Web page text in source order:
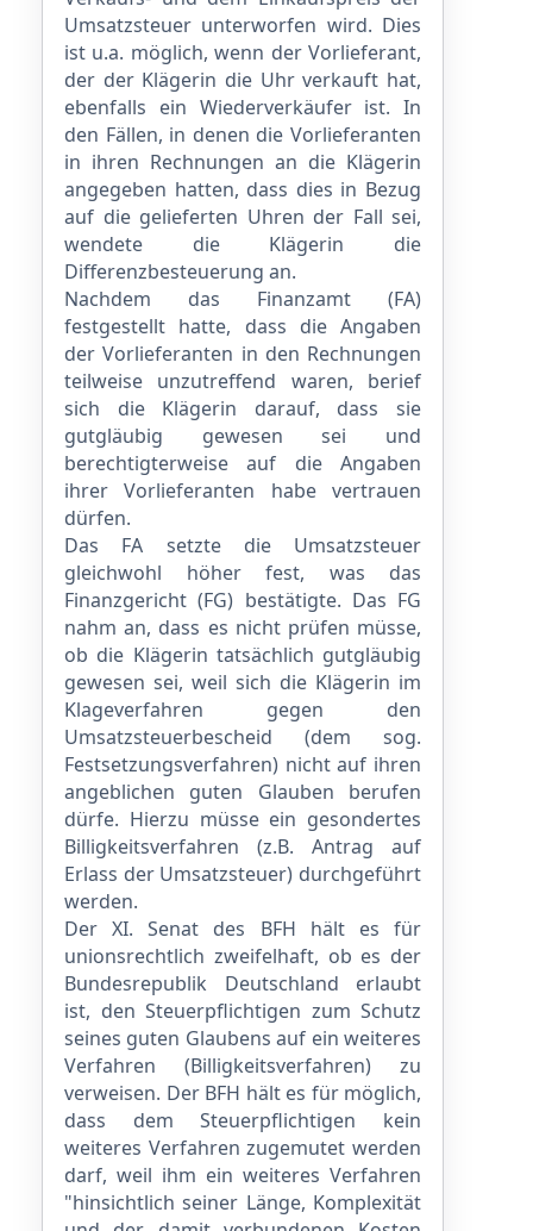
Umsatzsteuer unterworfen wird. Dies
ist u.a. möglich, wenn der Vorlieferant,
der der Klägerin die Uhr verkauft hat,
ebenfalls ein Wiederverkäufer ist. In
den Fällen, in denen die Vorlieferanten
in ihren Rechnungen an die Klägerin
angegeben hatten, dass dies in Bezug
auf die gelieferten Uhren der Fall sei,
wendete die Klägerin die
Differenzbesteuerung an.
Nachdem das Finanzamt (FA)
festgestellt hatte, dass die Angaben
der Vorlieferanten in den Rechnungen
teilweise unzutreffend waren, berief
sich die Klägerin darauf, dass sie
gutgläubig gewesen sei und
berechtigterweise auf die Angaben
ihrer Vorlieferanten habe vertrauen
dürfen.
Das FA setzte die Umsatzsteuer
gleichwohl höher fest, was das
Finanzgericht (FG) bestätigte. Das FG
nahm an, dass es nicht prüfen müsse,
ob die Klägerin tatsächlich gutgläubig
gewesen sei, weil sich die Klägerin im
Klageverfahren gegen den
Umsatzsteuerbescheid (dem sog.
Festsetzungsverfahren) nicht auf ihren
angeblichen guten Glauben berufen
dürfe. Hierzu müsse ein gesondertes
Billigkeitsverfahren (z.B. Antrag auf
Erlass der Umsatzsteuer) durchgeführt
werden.
Der XI. Senat des BFH hält es für
unionsrechtlich zweifelhaft, ob es der
Bundesrepublik Deutschland erlaubt
ist, den Steuerpflichtigen zum Schutz
seines guten Glaubens auf ein weiteres
Verfahren (Billigkeitsverfahren) zu
verweisen. Der BFH hält es für möglich,
dass dem Steuerpflichtigen kein
weiteres Verfahren zugemutet werden
darf, weil ihm ein weiteres Verfahren
"hinsichtlich seiner Länge, Komplexität